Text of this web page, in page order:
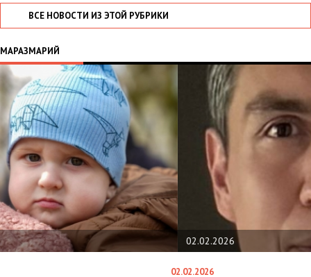
ВСЕ НОВОСТИ ИЗ ЭТОЙ РУБРИКИ
МАРАЗМАРИЙ
02.02.2026